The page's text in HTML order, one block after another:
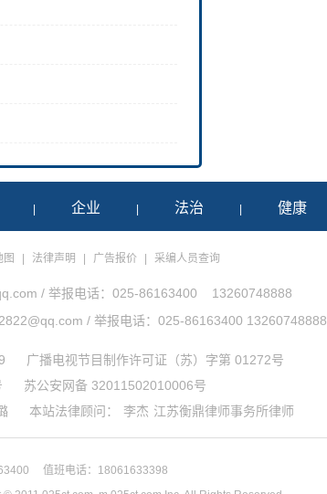
| 企业 | 法治 | 健康
图 | 法律声明 | 广告报价 | 采编人员查询
/ 举报电话：025-86163400 13260748888
/ 举报电话：025-86163400 13260748888
广播电视节目制作许可证（苏）字第 01272号
苏公安网备 32011502010006号
本站法律顾问： 李杰 江苏衡鼎律师事务所律师
值班电话：18061633398